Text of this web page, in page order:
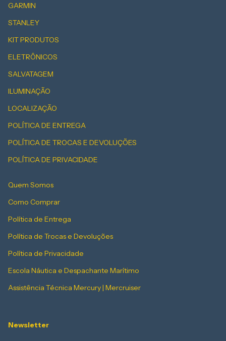
GARMIN
STANLEY
KIT PRODUTOS
ELETRÔNICOS
SALVATAGEM
ILUMINAÇÃO
LOCALIZAÇÃO
POLÍTICA DE ENTREGA
POLÍTICA DE TROCAS E DEVOLUÇÕES
POLÍTICA DE PRIVACIDADE
Quem Somos
Como Comprar
Política de Entrega
Política de Trocas e Devoluções
Política de Privacidade
Escola Náutica e Despachante Marítimo
Assistência Técnica Mercury | Mercruiser
Newsletter